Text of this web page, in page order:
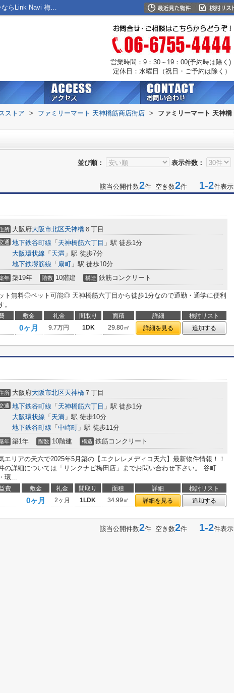
ファミリーマート 天神橋筋商店街店周辺の物件一覧｜大阪市北区の賃貸マンションならLink Navi 梅田店！
営業時間：9：30～19：00(予約時は除く)
定休日：水曜日（祝日・ご予約は除く）
ストア > ファミリーマート 天神橋筋商店街店 >
ファミリーマート 天神橋
並び順： 表示件数：
該当公開件数2件 空き数2件 1-2件表示
所 大阪府大阪市北区天神橋 ６丁目
通 地下鉄谷町線 「 天神橋筋六丁目 」駅 徒歩1分
大阪環状線 「 天満 」駅 徒歩7分
地下鉄堺筋線 「 扇町 」駅 徒歩10分
年 築19年 階数 10階建 構造 鉄筋コンクリート
ト無料◎ペット可能◎ 天神橋筋六丁目から徒歩1分なので通勤・通学に便利
。
敷金 礼金 間取り 面積 詳細
検討リスト
0ヶ月 9.7万円 1DK 29.80㎡ 詳細を見る 追加する
所 大阪府大阪市北区天神橋 ７丁目
通 地下鉄谷町線 「 天神橋筋六丁目 」駅 徒歩1分
大阪環状線 「 天満 」駅 徒歩10分
地下鉄谷町線 「 中崎町 」駅 徒歩11分
年 築1年 階数 10階建 構造 鉄筋コンクリート
エリアの天六で2025年5月築の【エクレレメディコ天六】最新物件情報！！
の詳細については「リンクナビ梅田店」までお問い合わせ下さい。 谷町
環...
費 敷金 礼金 間取り 面積 詳細
検討リスト
0ヶ月 2ヶ月 1LDK 34.99㎡ 詳細を見る 追加する
該当公開件数2件 空き数2件 1-2件表示